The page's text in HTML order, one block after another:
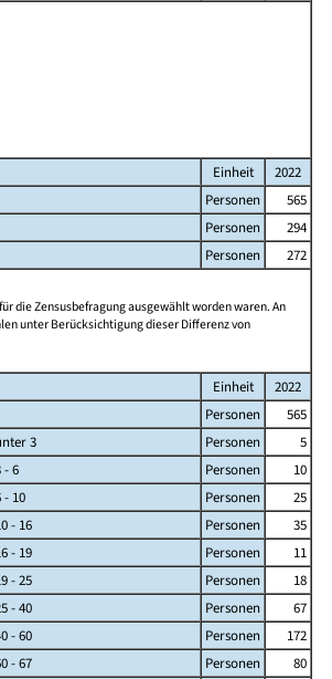
Einheit
2022
Personen
565
Personen
294
Personen
272
die Zensusbefragung ausgewählt worden waren. An
unter Berücksichtigung dieser Differenz von
Einheit
2022
Personen
565
3 Personen
5
- 6
Personen
10
- 10
Personen
25
- 16
Personen
35
- 19
Personen
11
- 25
Personen
18
- 40
Personen
67
- 60
Personen
172
- 67
Personen
80